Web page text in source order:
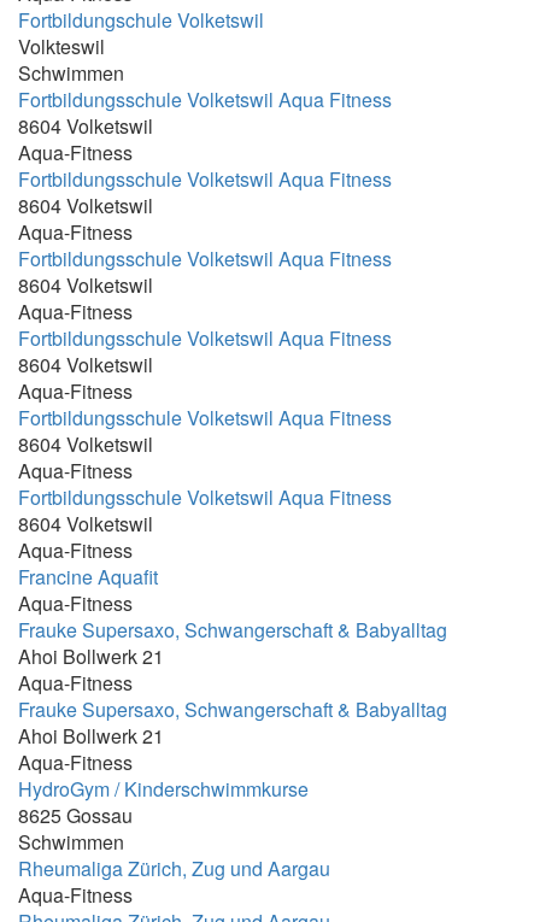
18.00-19.00
18.00-19.30
18.00-20.00
18.00-21.00
18.00Uhr 19.00Uhr
18.00Uhr 19.00Uhr 20.00Uhr
18.15 - 19.00
18.15-19.00 Uhr + 19.00-19.45 Uhr +
19.45-20.30 Uhr
18.15-19.00 Uhr + 19.00-19.45 Uhr +
20.00-20.45 Uhr
18.30 19.15
18.30 - 19.15
18.30 - 19.15 Uhr
18.30 - 20:00
18.45 - 19.30
18.50 - 19.35
18:00 - 18:30
18:00 - 18:30 Uhr
18:00 - 18:40
18:00 - 18:45 und 19:00 - 19:45
18:00 - 18:55
18:00 - 19:00 Uhr
18:00 - 19:45
Fortbildungschule Volketswil
Volkteswil
Schwimmen
Fortbildungsschule Volketswil Aqua Fitness
8604 Volketswil
Aqua-Fitness
Fortbildungsschule Volketswil Aqua Fitness
8604 Volketswil
Aqua-Fitness
Fortbildungsschule Volketswil Aqua Fitness
8604 Volketswil
Aqua-Fitness
Fortbildungsschule Volketswil Aqua Fitness
8604 Volketswil
Aqua-Fitness
Fortbildungsschule Volketswil Aqua Fitness
8604 Volketswil
Aqua-Fitness
Fortbildungsschule Volketswil Aqua Fitness
8604 Volketswil
Aqua-Fitness
Francine Aquafit
Aqua-Fitness
Frauke Supersaxo, Schwangerschaft & Babyalltag
Ahoi Bollwerk 21
Aqua-Fitness
Frauke Supersaxo, Schwangerschaft & Babyalltag
Ahoi Bollwerk 21
Aqua-Fitness
HydroGym / Kinderschwimmkurse
8625 Gossau
Schwimmen
Rheumaliga Zürich, Zug und Aargau
Aqua-Fitness